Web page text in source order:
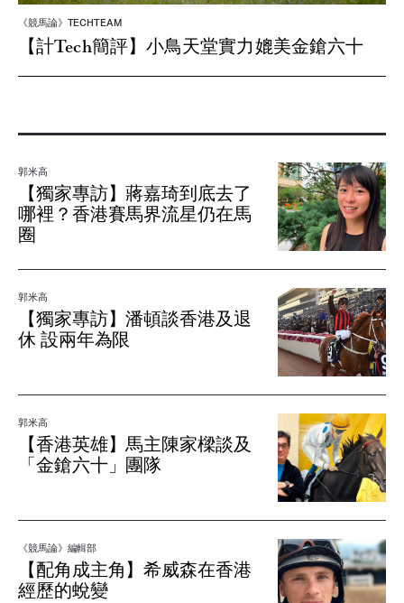
《競馬論》TECHTEAM
【計Tech簡評】小鳥天堂實力媲美金鎗六十
郭米高
【獨家專訪】蔣嘉琦到底去了
哪裡？香港賽馬界流星仍在馬
圈
郭米高
【獨家專訪】潘頓談香港及退
休 設兩年為限
郭米高
【香港英雄】馬主陳家樑談及
「金鎗六十」團隊
《競馬論》編輯部
【配角成主角】希威森在香港
經歷的蛻變